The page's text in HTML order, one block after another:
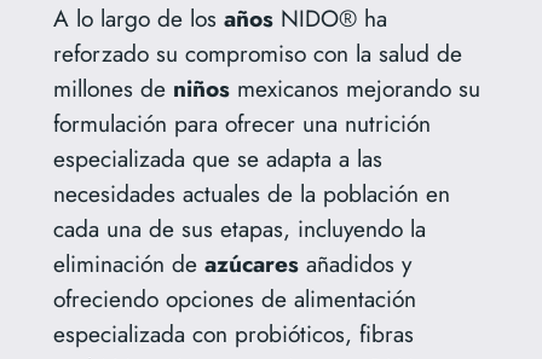
A lo largo de los añosNIDO® ha
reforzado su compromiso con la salud de
millones de niñosmexicanos mejorando su
formulación para ofrecer una nutrición
especializada que se adapta a las
necesidades actuales de la población en
cada una de sus etapas, incluyendo la
eliminación de azúcaresañadidos y
ofreciendo opciones de alimentación
especializada con probióticos, fibras